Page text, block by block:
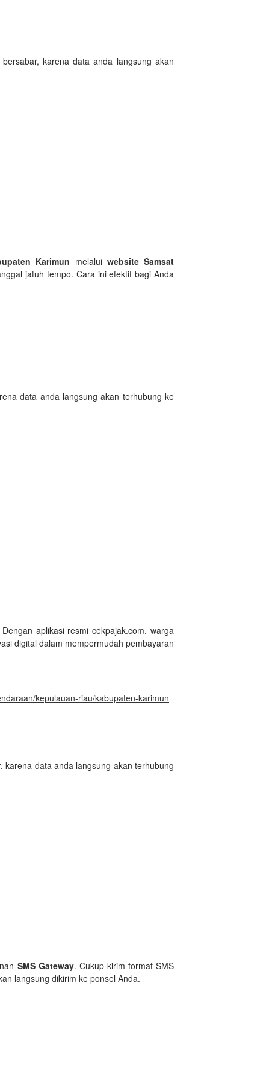
karena data anda langsung akan
Karimun melalui website Samsat
jatuh tempo. Cara ini efektif bagi Anda
data anda langsung akan terhubung ke
aplikasi resmi cekpajak.com, warga
digital dalam mempermudah pembayaran
kepulauan-riau/kabupaten-karimun
karena data anda langsung akan terhubung
SMS Gateway. Cukup kirim format SMS
langsung dikirim ke ponsel Anda.